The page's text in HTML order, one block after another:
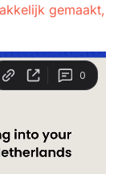
gemaakt,